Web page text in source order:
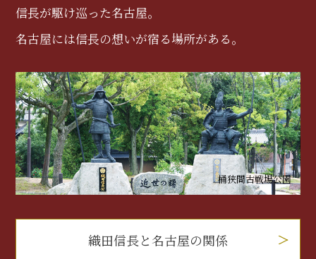
信長が駆け巡った名古屋。
名古屋には信長の想いが宿る場所がある。
桶狭間古戦場公園
織田信長と名古屋の関係